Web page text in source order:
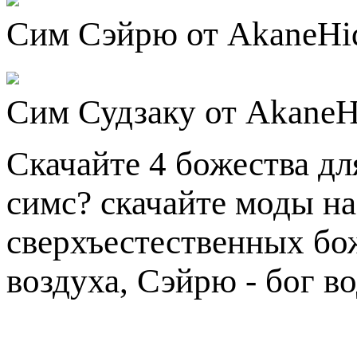
Сим Сэйрю от
Сим Судзаку от
Скачайте 4 божества
симс? скачайте моды
сверхъестественных
воздуха, Сэйрю - бог